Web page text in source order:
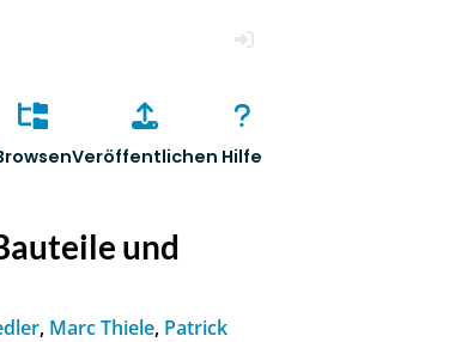
Veröffentlichen Hilfe
und
, Marc Thiele, Patrick